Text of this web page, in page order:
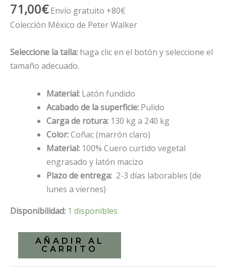
71,00€ Envío gratuito +80€
Colección México de Peter Walker
Seleccione la talla: haga clic en el botón y seleccione el
tamaño adecuado.
Material: Latón fundido
Acabado de la superficie: Pulido
Carga de rotura: 130 kg a 240 kg
Color:Coñac (marrón claro)
Material: 100% Cuero curtido vegetal
engrasado y latón macizo
Plazo de entrega: 2-3 días laborables (de
lunes a viernes)
Disponibilidad: 1 disponibles
AÑADIR AL
CARRITO